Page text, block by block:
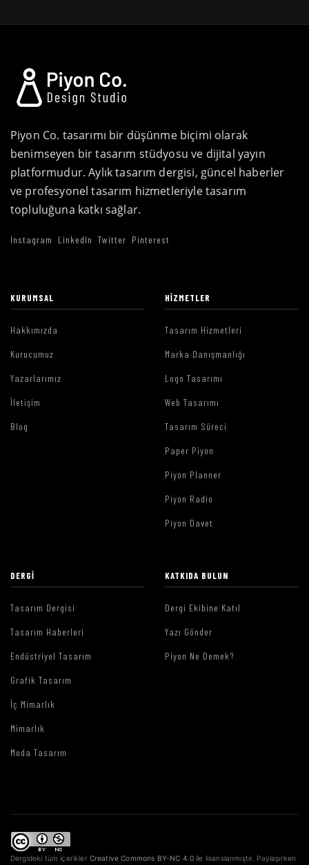
Piyon Co. tasarımı bir düşünme biçimi olarak
benimseyen bir tasarım stüdyosu ve dijital yayın
platformudur. Aylık tasarım dergisi, güncel haberler
ve profesyonel tasarım hizmetleriyle tasarım
topluluğuna katkı sağlar.
Instagram LinkedIn Twitter Pinterest
KURUMSAL
Hakkımızda
Kurucumuz
Yazarlarımız
İletişim
Blog
HIZMETLER
Tasarım Hizmetleri
Marka Danışmanlığı
Logo Tasarımı
Web Tasarımı
Tasarım Süreci
Paper Piyon
Piyon Planner
Piyon Radio
Piyon Davet
DERGI
Tasarım Dergisi
Tasarım Haberleri
Endüstriyel Tasarım
Grafik Tasarım
İç Mimarlık
Mimarlık
Moda Tasarım
KATKIDA BULUN
Dergi Ekibine Katıl
Yazı Gönder
Piyon Ne Demek?
Dergideki tüm içerikler Creative Commons BY-NC 4.0 ile lisanslanmıştır. Paylaşırken